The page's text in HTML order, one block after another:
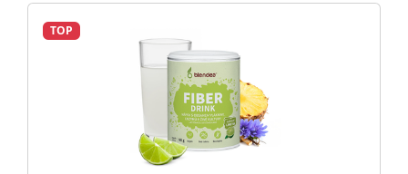
TOP